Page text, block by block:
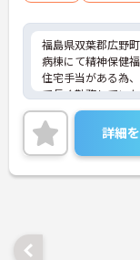
福島県双葉郡広野
病棟にて精神保健
住宅手当がある為
て長く勤務してい
また、年間休日が
との両立が叶いま
さらに、マイカー
◎
ご興味のある方に
詳細